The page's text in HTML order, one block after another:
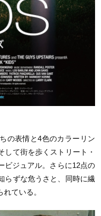
の表情と4色のカラーリン
して街を歩くストリート・
ビジュアル。さらに12点の
らずな危うさと、同時に繊
ている。